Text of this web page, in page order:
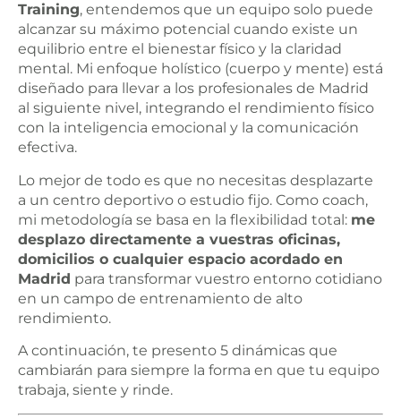
Training, entendemos que un equipo solo puede
alcanzar su máximo potencial cuando existe un
equilibrio entre el bienestar físico y la claridad
mental. Mi enfoque holístico (cuerpo y mente) está
diseñado para llevar a los profesionales de Madrid
al siguiente nivel, integrando el rendimiento físico
con la inteligencia emocional y la comunicación
efectiva.
Lo mejor de todo es que no necesitas desplazarte
a un centro deportivo o estudio fijo. Como coach,
mi metodología se basa en la flexibilidad total: me
desplazo directamente a vuestras oficinas,
domicilios o cualquier espacio acordado en
Madrid para transformar vuestro entorno cotidiano
en un campo de entrenamiento de alto
rendimiento.
A continuación, te presento 5 dinámicas que
cambiarán para siempre la forma en que tu equipo
trabaja, siente y rinde.